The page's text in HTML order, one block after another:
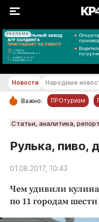
РЕКЛАМА
РУБРИКИ
Новости
Статьи
Авто и
Новости Народные
Важно: ПРОтуризм
Статьи, аналитика,
Рулька, пиво,
01.08.2017, 10:43
Чем удивили
по 11 городам